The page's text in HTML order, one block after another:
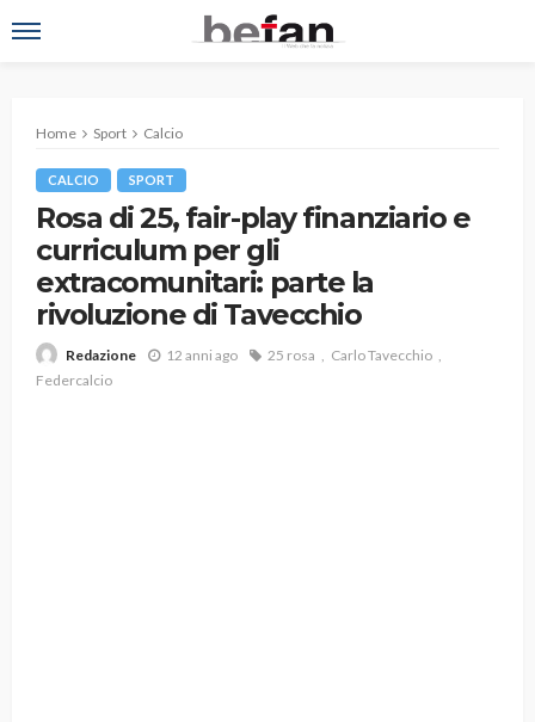
Home Sport Calcio
CALCIO SPORT
Rosa di 25, fair-play finanziario e
curriculum per gli
extracomunitari: parte la
rivoluzione di Tavecchio
Redazione 12 anni ago 25 rosa
Carlo Tavecchio
Federcalcio